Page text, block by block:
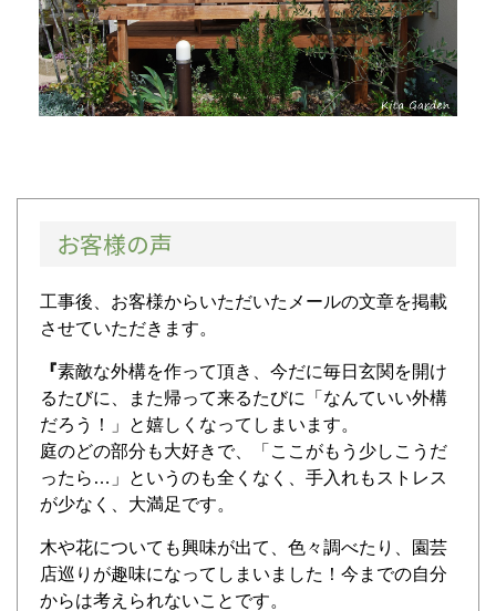
お客様の声
工事後、お客様からいただいたメールの文章を掲載
させていただきます。
『素敵な外構を作って頂き、今だに毎日玄関を開け
るたびに、また帰って来るたびに「なんていい外構
だろう！」と嬉しくなってしまいます。
庭のどの部分も大好きで、「ここがもう少しこうだ
ったら…」というのも全くなく、手入れもストレス
が少なく、大満足です。
木や花についても興味が出て、色々調べたり、園芸
店巡りが趣味になってしまいました！今までの自分
からは考えられないことです。